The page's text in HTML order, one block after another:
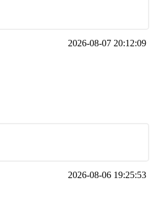
2026-08-07 20:12:09
2026-08-06 19:25:53